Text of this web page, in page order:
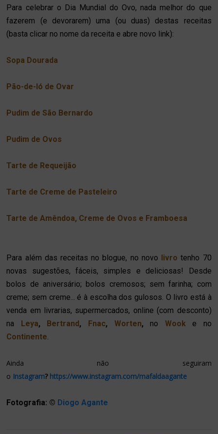
Para celebrar o Dia Mundial do Ovo, nada melhor do que
fazerem (e devorarem) uma (ou duas) destas receitas
(basta clicar no nome da receita e abre novo link):
Sopa Dourada
Pão-de-ló de Ovar
Pudim de São Bernardo
Pudim de Ovos
Tarte de Requeijão
Tarte de Creme de Pasteleiro
Tarte de Amêndoa, Creme de Ovos e Framboesa
Para além das receitas no blogue, no novo livro tenho 70
novas sugestões, fáceis, simples e deliciosas! Desde
bolos de aniversário; bolos cremosos; sem farinha; com
creme; sem creme... é à escolha dos gulosos. O livro está à
venda em livrarias, supermercados, online (com desconto)
na Leya, Bertrand, Fnac, Worten,no Wook
e no
Continente.
Ainda não seguiram
o Instagram? https://www.instagram.com/mafaldaagante
Fotografia: © Diogo Agante